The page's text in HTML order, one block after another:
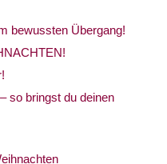
bewussten Übergang!
so bringst du deinen